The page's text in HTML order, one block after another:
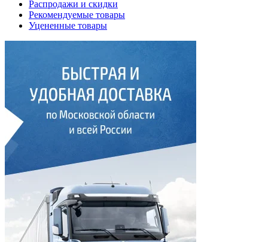
Распродажи и скидки
Рекомендуемые товары
Уцененные товары